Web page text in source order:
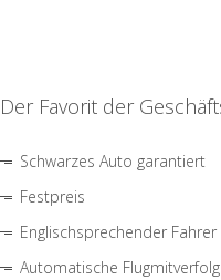
Der Favorit der
Schwarzes Auto garantiert
Festpreis
Englischsprechender Fahrer
Automatische